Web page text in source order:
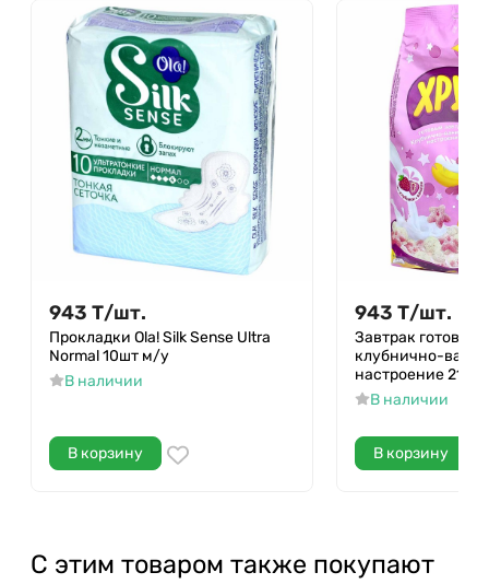
943 Т/шт.
Прокладки Ola! Silk Sense Ultra
Normal 10шт м/у
В наличии
В корзину
943 Т/шт.
Завтрак готовый
клубнично-
настроение
В наличии
В корзину
С этим товаром также покупают